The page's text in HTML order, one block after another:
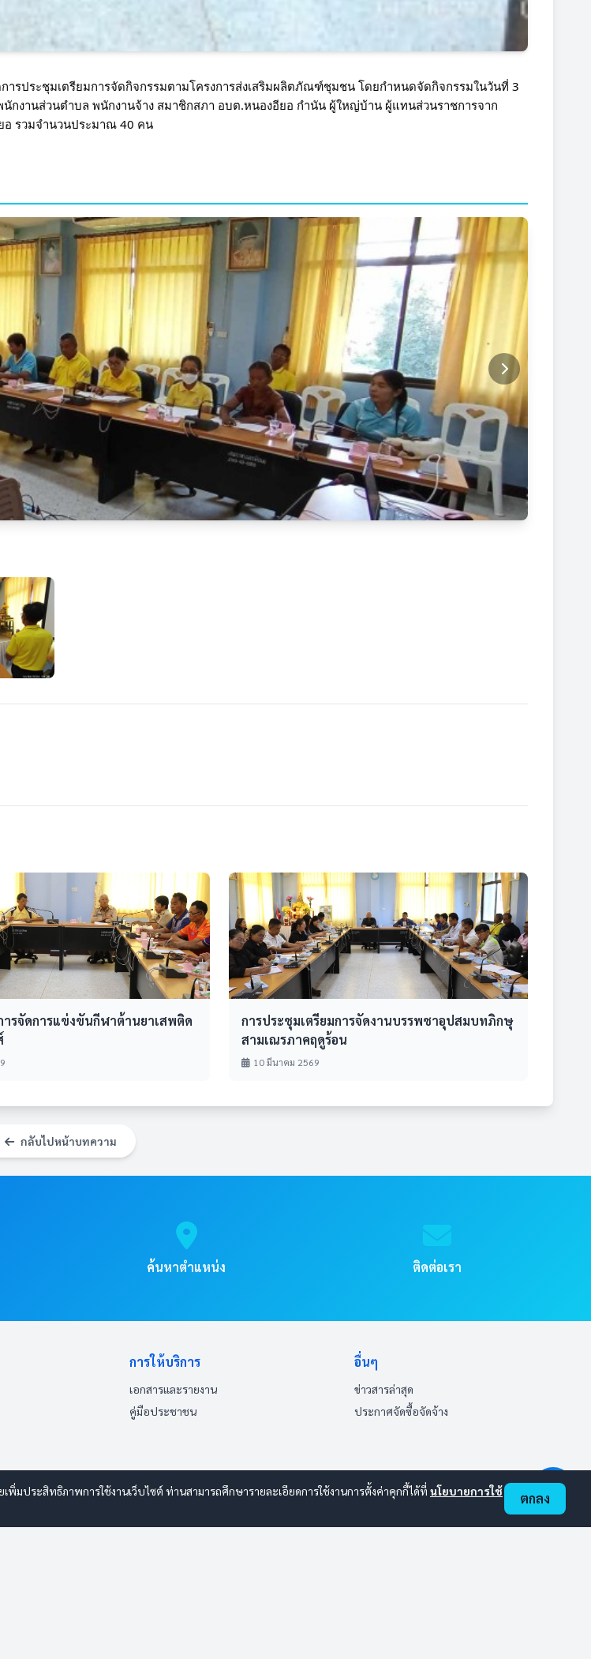
รประชุมเตรียมการจัดกิจกรรมตามโครงการส่งเสริมผลิตภัณฑ์ชุมชน โดยกำหนดจัดกิจกรรมในวันที่ 3
งานส่วนตำบล พนักงานจ้าง สมาชิกสภา อบต.หนองอียอ กำนัน ผู้ใหญ่บ้าน ผู้แทนส่วนราชการจาก
อ รวมจำนวนประมาณ 40 คน
ารจัดการแข่งขันกีฬาต้านยาเสพติด
การประชุมเตรียมการจัดงานบรรพชาอุปสมบทภิกษุ
สามเณรภาคฤดูร้อน
10 มีนาคม 2569
กลับไปหน้าบทความ
ค้นหาตำแหน่ง ติดต่อเรา
การให้บริการ
เอกสารและรายงาน
คู่มือประชาชน
อื่นๆ
ข่าวสารล่าสุด
ประกาศจัดซื้อจัดจ้าง
ประสิทธิภาพการใช้งานเว็บไซต์ ท่านสามารถศึกษารายละเอียดการใช้งานการตั้งค่าคุกกี้ได้ที่ นโยบายการใช้
ตกลง